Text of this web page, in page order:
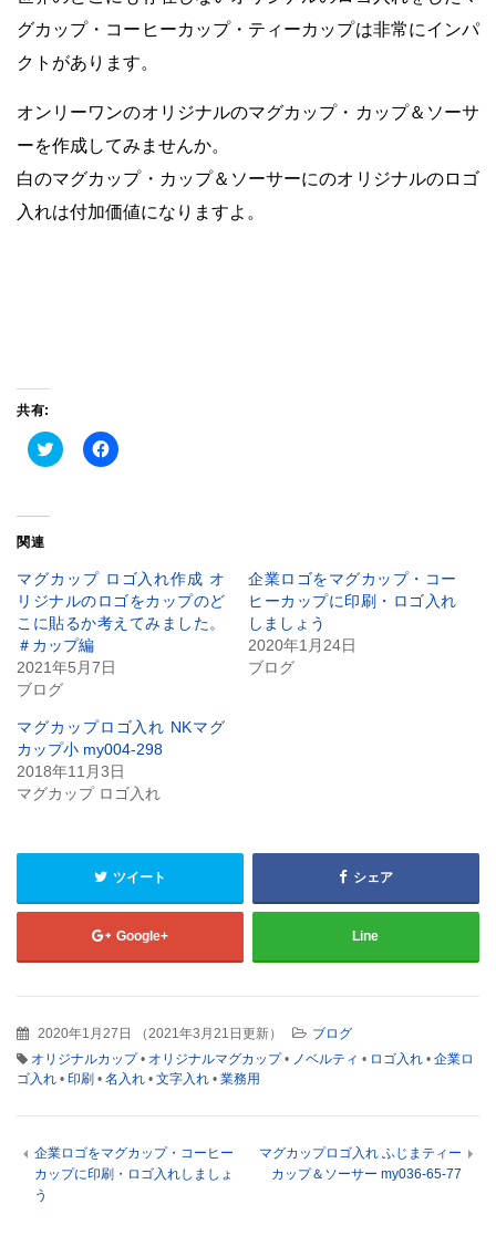
グカップ・コーヒーカップ・ティーカップは非常にインパ
クトがあります。
オンリーワンのオリジナルのマグカップ・カップ＆ソーサ
ーを作成してみませんか。
白のマグカップ・カップ＆ソーサーにのオリジナルのロゴ
入れは付加価値になりますよ。
共有:
ク
リ
有
(新
し
い
ウ
ィ
ン
ド
ウ
開
き
ま
す)
Facebook
で
リ
ッ
ク
し
て
だ
さ
し
い
ウ
ィ
ン
ド
ウ
き
す)
関連
マグカップ ロゴ入れ作成 オ
リジナルのロゴをカップのど
こに貼るか考えてみました。
＃カップ編
2021年5月7日
ブログ
企業ロゴをマグカップ・コー
ヒーカップに印刷・ロゴ入れ
しましょう
2020年1月24日
ブログ
マグカップロゴ入れ NKマグ
カップ小 my004-298
2018年11月3日
マグカップ ロゴ入れ
ツイート シェア
Google+ Line
2020年1月27日 （2021年3月21日更新）
ブログ
オリジナルカップ• オリジナルマグカップ• ノベルティ • ロゴ入れ • 企業ロ
ゴ入れ • 印刷 • 名入れ • 文字入れ • 業務用
企業ロゴをマグカップ・コーヒー
カップに印刷・ロゴ入れしましょ
う
マグカップロゴ入れ ふじまティー
カップ＆ソーサー my036-65-77